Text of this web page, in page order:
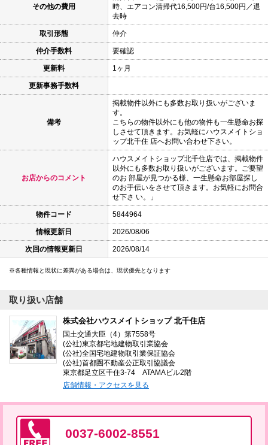
その他の費用
時、エアコン清掃代16,500円/台16,500円／退
去時
取引形態 仲介
仲介手数料 要確認
更新料 1ヶ月
更新事務手数料
備考
掲載物件以外にも多数お取り扱いがございま
す。
こちらの物件以外にも他の物件も一生懸命お探
しさせて頂きます。お気軽にハウスメイトショ
ップ北千住 店へお問い合わせ下さい。
お店からのコメント
ハウスメイトショップ北千住店では、掲載物件
以外にも多数お取り扱いがございます。ご要望
のお 部屋が見つかる様、一生懸命お部屋探し
のお手伝いをさせて頂きます。お気軽にお問合
せ下さ い。」
物件コード 5844964
情報更新日 2026/08/06
次回の情報更新日 2026/08/14
各種情報と現状に差異がある場合は、現状優先となります
取り扱い店舗
株式会社ハウスメイトショップ 北千住店
国土交通大臣（4）第7558号
(公社)東京都宅地建物取引業協会
(公社)全国宅地建物取引業保証協会
(公社)首都圏不動産公正取引協議会
東京都足立区千住3-74 ATAMAビル2階
店舗情報・アクセスを見る
0037-6002-8551